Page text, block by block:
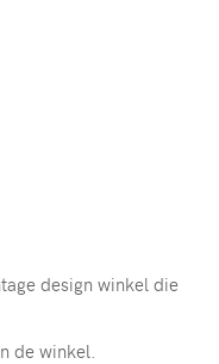
design winkel die
de winkel.